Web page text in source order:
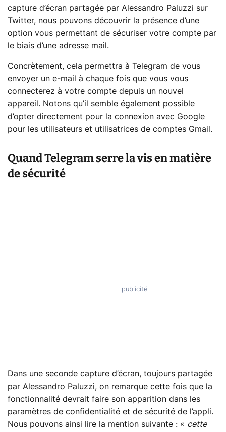
capture d’écran partagée par Alessandro Paluzzi sur
Twitter, nous pouvons découvrir la présence d’une
option vous permettant de sécuriser votre compte par
le biais d’une adresse mail.
Concrètement, cela permettra à Telegram de vous
envoyer un e-mail à chaque fois que vous vous
connecterez à votre compte depuis un nouvel
appareil. Notons qu’il semble également possible
d’opter directement pour la connexion avec Google
pour les utilisateurs et utilisatrices de comptes Gmail.
Quand Telegram serre la vis en matière
de sécurité
Dans une seconde capture d’écran, toujours partagée
par Alessandro Paluzzi, on remarque cette fois que la
fonctionnalité devrait faire son apparition dans les
paramètres de confidentialité et de sécurité de l’appli.
Nous pouvons ainsi lire la mention suivante : « cette